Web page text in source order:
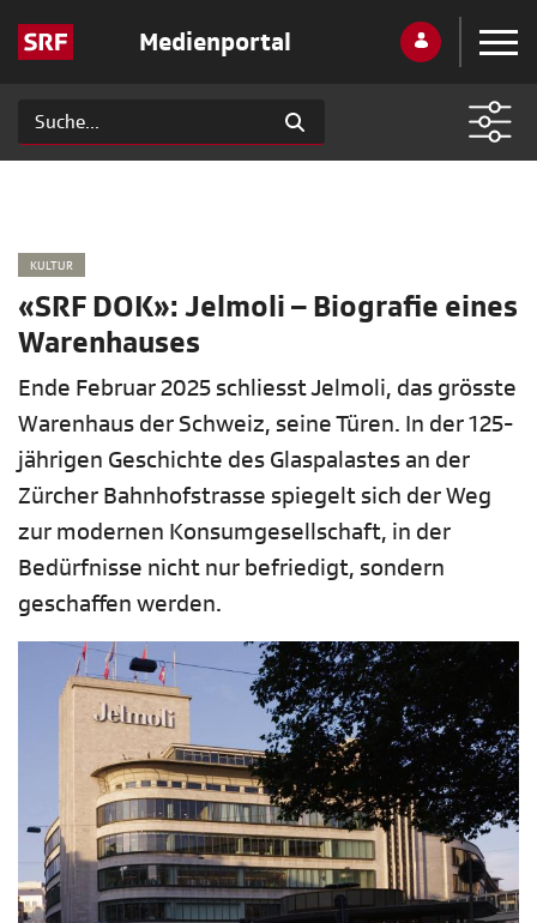
Medienportal
KULTUR
«SRF DOK»: Jelmoli – Biografie eines
Warenhauses
Ende Februar 2025 schliesst Jelmoli, das grösste
Warenhaus der Schweiz, seine Türen. In der 125-
jährigen Geschichte des Glaspalastes an der
Zürcher Bahnhofstrasse spiegelt sich der Weg
zur modernen Konsumgesellschaft, in der
Bedürfnisse nicht nur befriedigt, sondern
geschaffen werden.